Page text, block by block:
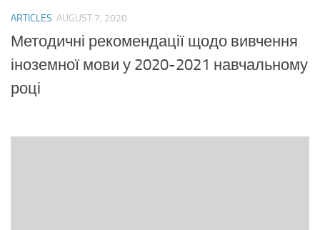
ARTICLES AUGUST 7, 2020
Методичні рекомендації щодо вивчення
іноземної мови у 2020-2021 навчальному
році